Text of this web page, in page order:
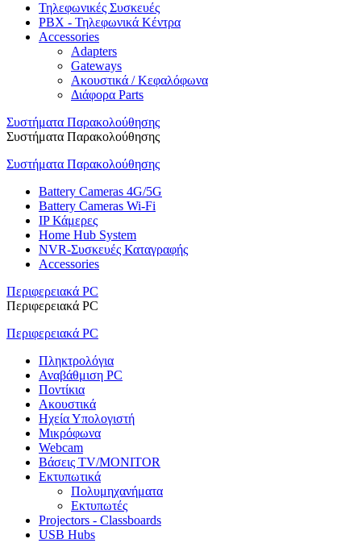
Τηλεφωνικές Συσκευές
PBX - Τηλεφωνικά Κέντρα
Accessories
Adapters
Gateways
Ακουστικά / Κεφαλόφωνα
Διάφορα Parts
Συστήματα Παρακολούθησης
Συστήματα Παρακολούθησης
Συστήματα Παρακολούθησης
Battery Cameras 4G/5G
Battery Cameras Wi-Fi
IP Κάμερες
Home Hub System
NVR-Συσκευές Καταγραφής
Accessories
Περιφερειακά PC
Περιφερειακά PC
Περιφερειακά PC
Πληκτρολόγια
Αναβάθμιση PC
Ποντίκια
Ακουστικά
Ηχεία Υπολογιστή
Μικρόφωνα
Webcam
Βάσεις TV/MONITOR
Εκτυπωτικά
Πολυμηχανήματα
Εκτυπωτές
Projectors - Classboards
USB Hubs